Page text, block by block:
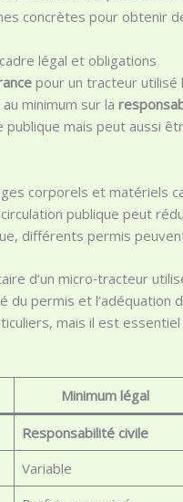
concrètes pour obtenir
légal et obligations
pour un tracteur utilisé
minimum sur la
publique mais peut
corporels et matériels
publique peut
différents permis peuvent
d’un micro‑tracteur
permis et l’adéquation
mais il est essentiel
Minimum légal
Responsabilité civile
Variable